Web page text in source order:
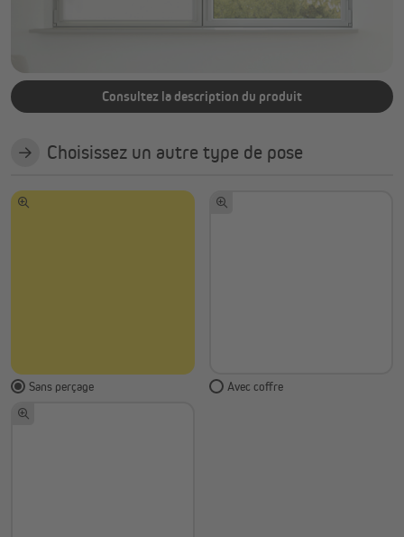
Profilé en PVC ou aluminium au choix
« Fabriqué dans l'UE »
Consultez la description du produit
Choisissez un autre type de pose
Sans perçage Avec coffre